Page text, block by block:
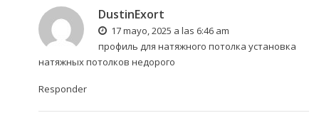
DustinExort
17 mayo, 2025 a las 6:46 am
профиль для натяжного потолка установка
натяжных потолков недорого
Responder